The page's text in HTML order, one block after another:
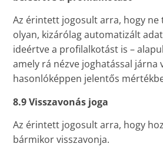
Az érintett jogosult arra, hogy ne
olyan, kizárólag automatizált
ideértve a profilalkotást is –
amely rá nézve joghatással járna
hasonlóképpen jelentős
8.9 Visszavonás joga
Az érintett jogosult arra, hogy
bármikor visszavonja.